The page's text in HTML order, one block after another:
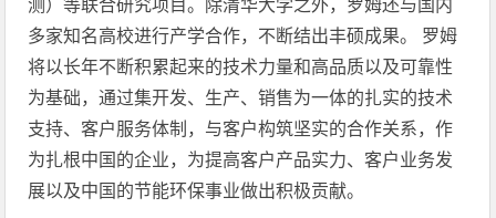
测）等联合研究项目。除清华大学之外，罗姆还与国内
多家知名高校进行产学合作，不断结出丰硕成果。 罗姆
将以长年不断积累起来的技术力量和高品质以及可靠性
为基础，通过集开发、生产、销售为一体的扎实的技术
支持、客户服务体制，与客户构筑坚实的合作关系，作
为扎根中国的企业，为提高客户产品实力、客户业务发
展以及中国的节能环保事业做出积极贡献。